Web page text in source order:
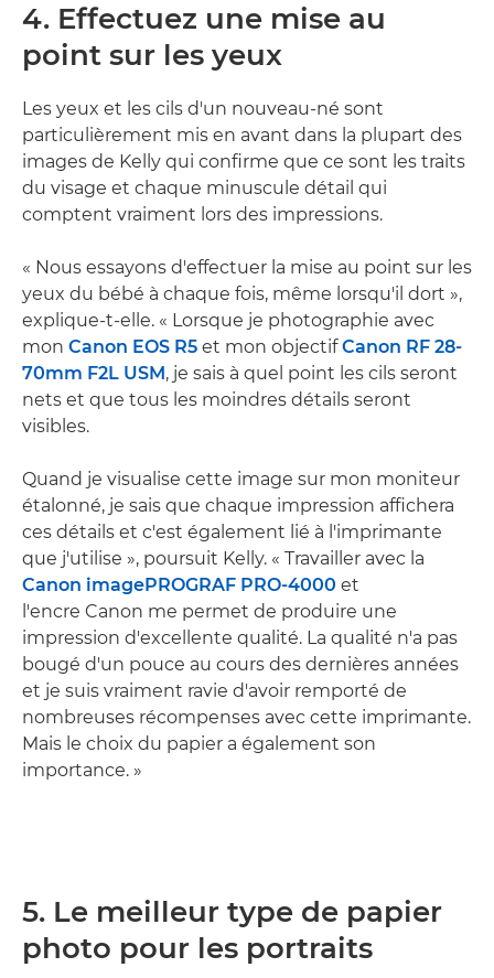
4. Effectuez une mise au
point sur les yeux
Les yeux et les cils d'un nouveau-né sont
particulièrement mis en avant dans la plupart des
images de Kelly qui confirme que ce sont les traits
du visage et chaque minuscule détail qui
comptent vraiment lors des impressions.
« Nous essayons d'effectuer la mise au point sur les
yeux du bébé à chaque fois, même lorsqu'il dort »,
explique-t-elle. « Lorsque je photographie avec
mon Canon EOS R5 et mon objectifCanon RF 28-
70mm F2L USM , je sais à quel point les cils seront
nets et que tous les moindres détails seront
visibles.
Quand je visualise cette image sur mon moniteur
étalonné, je sais que chaque impression affichera
ces détails et c'est également lié à l'imprimante
que j'utilise », poursuit Kelly. « Travailler avec la
Canon imagePROGRAF PRO-4000 et
l'encre Canon me permet de produire une
impression d'excellente qualité. La qualité n'a pas
bougé d'un pouce au cours des dernières années
et je suis vraiment ravie d'avoir remporté de
nombreuses récompenses avec cette imprimante.
Mais le choix du papier a également son
importance. »
5. Le meilleur type de papier
photo pour les portraits